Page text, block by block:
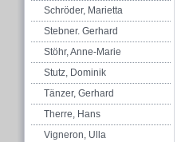
Schröder, Marietta
Stebner. Gerhard
Stöhr, Anne-Marie
Stutz, Dominik
Tänzer, Gerhard
Therre, Hans
Vigneron, Ulla